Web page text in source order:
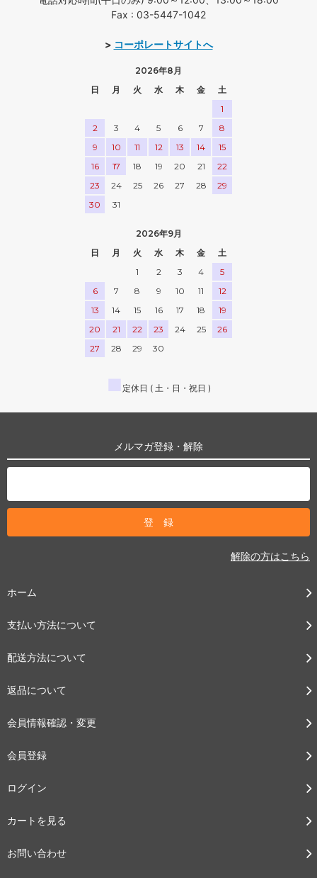
Fax : 03-5447-1042
> コーポレートサイトへ
2026年8月
日
月 火 水 木 金
土
1
2
3 4 5 6 7
8
9
10 11 12 13 14
15
16
17 18 19 20 21
22
23
24 25 26 27 28
29
30
31
2026年9月
日
月 火 水 木 金
土
1
2 3 4
5
6
7 8 9 10 11
12
13
14 15 16 17 18
19
20
21 22 23 24 25
26
27
28 29 30
■ 定休日 ( 土・日・祝日 )
メルマガ登録・解除
解除の方はこちら
ホーム
支払い方法について
配送方法について
返品について
会員情報確認・変更
会員登録
ログイン
カートを見る
お問い合わせ